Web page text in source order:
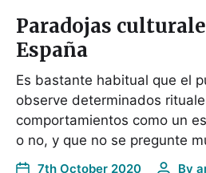
Paradojas
España
Es bastante habitual que el
observe determinados
comportamientos como un
o no, y que no se pregunte
7th October 2020 By